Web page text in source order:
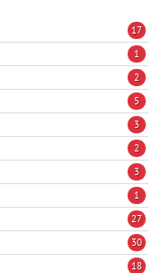
17
1
2
5
3
2
3
1
27
30
18